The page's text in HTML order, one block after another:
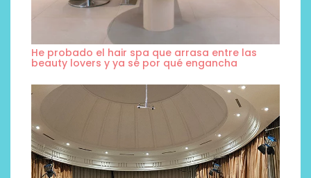
He probado el hair spa que arrasa entre las
beauty lovers y ya sé por qué engancha